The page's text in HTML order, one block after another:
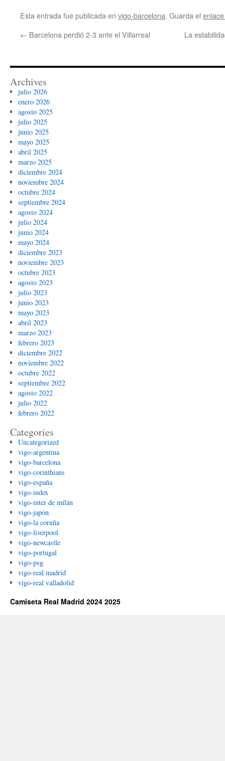
Esta entrada fue publicada en vigo-barcelona. Guarda el
← Barcelona perdió 2-3 ante el Villarreal La
Archives
julio 2026
enero 2026
agosto 2025
julio 2025
junio 2025
mayo 2025
abril 2025
marzo 2025
diciembre 2024
noviembre 2024
octubre 2024
septiembre 2024
agosto 2024
julio 2024
junio 2024
mayo 2024
diciembre 2023
noviembre 2023
octubre 2023
agosto 2023
julio 2023
junio 2023
mayo 2023
abril 2023
marzo 2023
febrero 2023
diciembre 2022
noviembre 2022
octubre 2022
septiembre 2022
agosto 2022
julio 2022
febrero 2022
Categories
Uncategorized
vigo-argentina
vigo-barcelona
vigo-corinthians
vigo-españa
vigo-index
vigo-inter de milán
vigo-japón
vigo-la coruña
vigo-liverpool
vigo-newcastle
vigo-portugal
vigo-psg
vigo-real madrid
vigo-real valladolid
Camiseta Real Madrid 2024 2025